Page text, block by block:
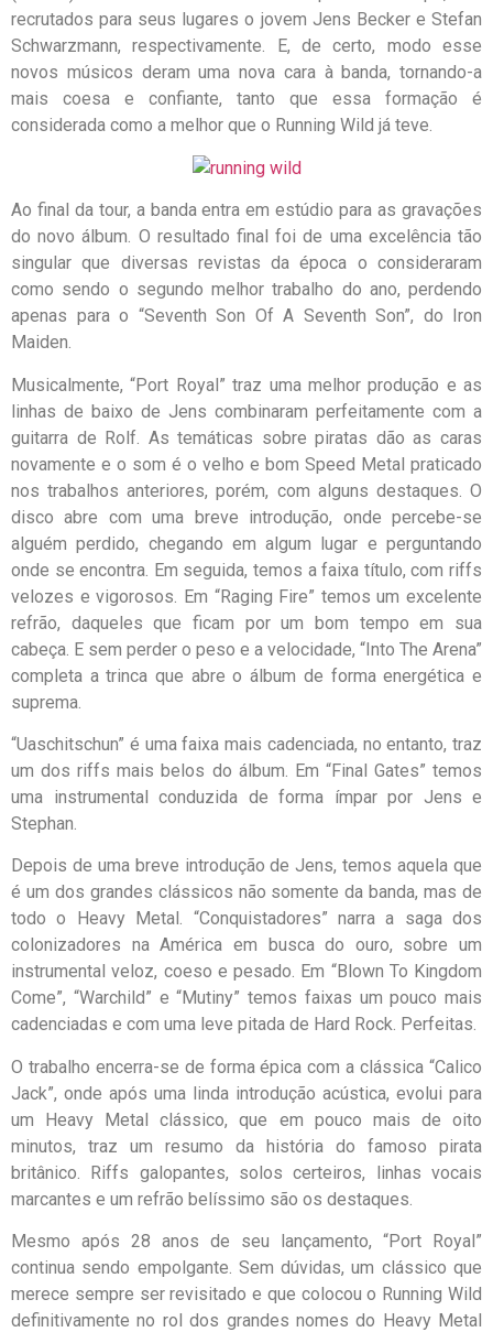
recrutados para seus lugares o jovem Jens Becker e Stefan
Schwarzmann, respectivamente. E, de certo, modo esse
novos músicos deram uma nova cara à banda, tornando-a
mais coesa e confiante, tanto que essa formação é
considerada como a melhor que o Running Wild já teve.
Ao final da tour, a banda entra em estúdio para as gravações
do novo álbum. O resultado final foi de uma excelência tão
singular que diversas revistas da época o consideraram
como sendo o segundo melhor trabalho do ano, perdendo
apenas para o “Seventh Son Of A Seventh Son”, do Iron
Maiden.
Musicalmente, “Port Royal” traz uma melhor produção e as
linhas de baixo de Jens combinaram perfeitamente com a
guitarra de Rolf. As temáticas sobre piratas dão as caras
novamente e o som é o velho e bom Speed Metal praticado
nos trabalhos anteriores, porém, com alguns destaques. O
disco abre com uma breve introdução, onde percebe-se
alguém perdido, chegando em algum lugar e perguntando
onde se encontra. Em seguida, temos a faixa título, com riffs
velozes e vigorosos. Em “Raging Fire” temos um excelente
refrão, daqueles que ficam por um bom tempo em sua
cabeça. E sem perder o peso e a velocidade, “Into The Arena”
completa a trinca que abre o álbum de forma energética e
suprema.
“Uaschitschun” é uma faixa mais cadenciada, no entanto, traz
um dos riffs mais belos do álbum. Em “Final Gates” temos
uma instrumental conduzida de forma ímpar por Jens e
Stephan.
Depois de uma breve introdução de Jens, temos aquela que
é um dos grandes clássicos não somente da banda, mas de
todo o Heavy Metal. “Conquistadores” narra a saga dos
colonizadores na América em busca do ouro, sobre um
instrumental veloz, coeso e pesado. Em “Blown To Kingdom
Come”, “Warchild” e “Mutiny” temos faixas um pouco mais
cadenciadas e com uma leve pitada de Hard Rock. Perfeitas.
O trabalho encerra-se de forma épica com a clássica “Calico
Jack”, onde após uma linda introdução acústica, evolui para
um Heavy Metal clássico, que em pouco mais de oito
minutos, traz um resumo da história do famoso pirata
britânico. Riffs galopantes, solos certeiros, linhas vocais
marcantes e um refrão belíssimo são os destaques.
Mesmo após 28 anos de seu lançamento, “Port Royal”
continua sendo empolgante. Sem dúvidas, um clássico que
merece sempre ser revisitado e que colocou o Running Wild
definitivamente no rol dos grandes nomes do Heavy Metal